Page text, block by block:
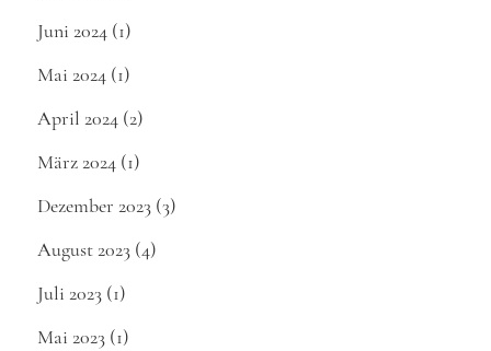
Juni 2024 (1)
Mai 2024 (1)
April 2024 (2)
März 2024 (1)
Dezember 2023 (3)
August 2023 (4)
Juli 2023 (1)
Mai 2023 (1)